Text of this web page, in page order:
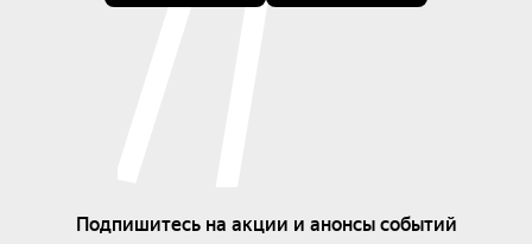
Подпишитесь на акции и анонсы событий